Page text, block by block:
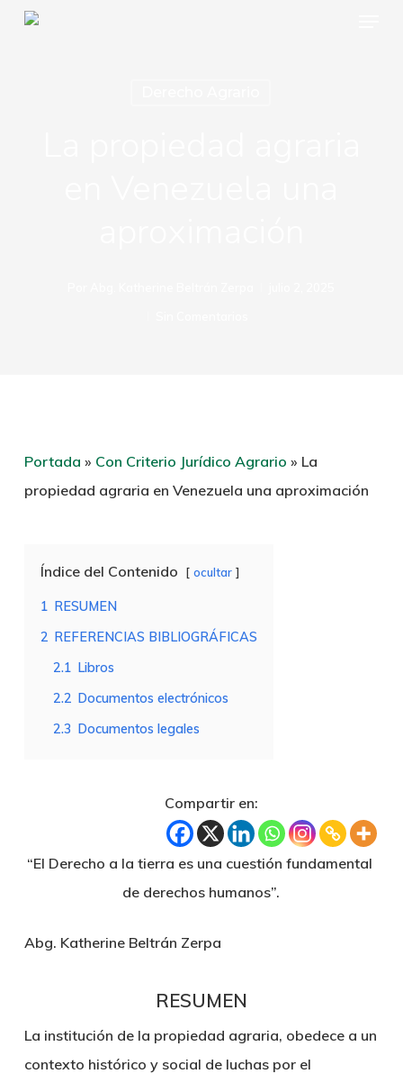
Skip
Portada » Con Criterio Jurídico Agrario » La
propiedad agraria en Venezuela una aproximación
Índice del Contenido ocultar
1 RESUMEN
2 REFERENCIAS BIBLIOGRÁFICAS
2.1 Libros
2.2 Documentos electrónicos
2.3 Documentos legales
Compartir en:
“El Derecho a la tierra es una cuestión fundamental
de derechos humanos”.
Abg. Katherine Beltrán Zerpa
RESUMEN
La institución de la propiedad agraria, obedece a un
contexto histórico y social de luchas por el